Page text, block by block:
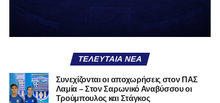
φίλαθλοι και περίγυρος, αντί για παράγοντες
Ασχολούνται περισσότερο με τις «χάρες» των άλλων
παρά με τις δικές τους αδυναμίες. Σαν να ψάχνεις
στον διπλανό το γιατί δεν βρέχει, ενώ κρατάς
ομπρέλα μέσα στο σαλόνι.
ΤΕΛΕΥΤΑΊΑ ΝΈΑ
Συνεχίζονται οι αποχωρήσεις στον ΠΑΣ
Λαμία – Στον Σαρωνικό Αναβύσσου οι
Τρούμπουλος και Στάγκος